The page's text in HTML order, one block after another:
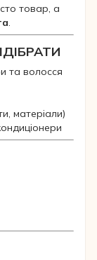
товар, а
.
та волосся
матеріали)